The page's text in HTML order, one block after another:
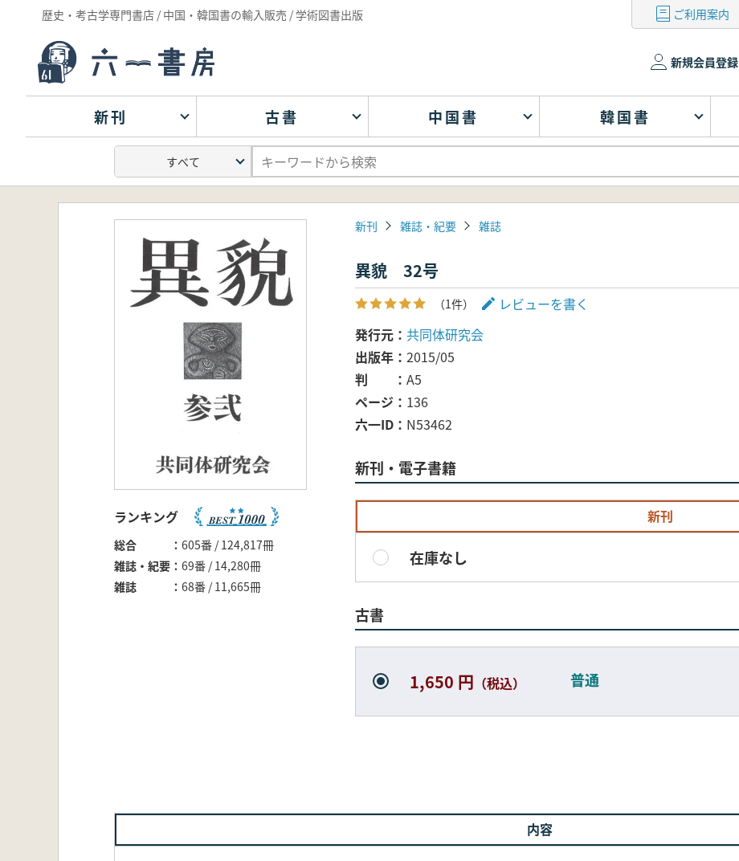
歴史・考古学専門書店 / 中国・韓国書の輸入販売 / 学術図書出版 ご利用案内
新規会員登録
新刊 古書 中国書 韓国書
ランキング
総合
605番 / 124,817冊
雑誌・紀要
69番 / 14,280冊
雑誌
68番 / 11,665冊
新刊 雑誌・紀要 雑誌
異貌 32号
（1件）
レビューを書く
発行元
共同体研究会
出版年
2015/05
判
A5
ページ
136
六一ID
N53462
新刊・電子書籍
新刊
在庫なし
古書
1,650 円 （税込） 普通
内容